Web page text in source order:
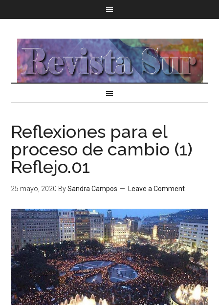
Reflexiones para el
proceso de cambio (1)
Reflejo.01
25 mayo, 2020 BySandra Campos Leave a Comment